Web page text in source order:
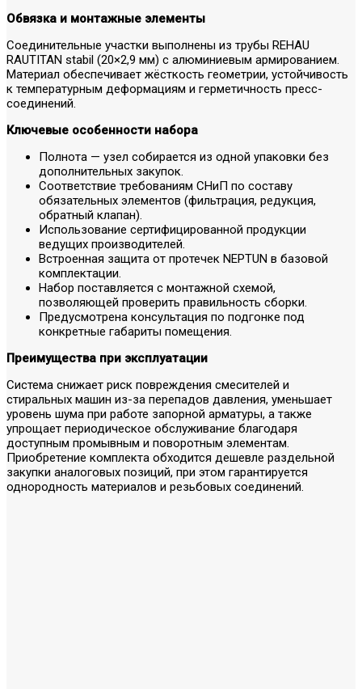
Обвязка и монтажные элементы
Соединительные участки выполнены из трубы REHAU
RAUTITAN stabil (20×2,9 мм) с алюминиевым армированием.
Материал обеспечивает жёсткость геометрии, устойчивость
к температурным деформациям и герметичность пресс-
соединений.
Ключевые особенности набора
Полнота — узел собирается из одной упаковки без
дополнительных закупок.
Соответствие требованиям СНиП по составу
обязательных элементов (фильтрация, редукция,
обратный клапан).
Использование сертифицированной продукции
ведущих производителей.
Встроенная защита от протечек NEPTUN в базовой
комплектации.
Набор поставляется с монтажной схемой,
позволяющей проверить правильность сборки.
Предусмотрена консультация по подгонке под
конкретные габариты помещения.
Преимущества при эксплуатации
Система снижает риск повреждения смесителей и
стиральных машин из-за перепадов давления, уменьшает
уровень шума при работе запорной арматуры, а также
упрощает периодическое обслуживание благодаря
доступным промывным и поворотным элементам.
Приобретение комплекта обходится дешевле раздельной
закупки аналоговых позиций, при этом гарантируется
однородность материалов и резьбовых соединений.